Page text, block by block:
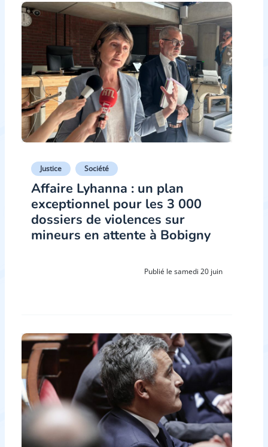
Justice Société
Affaire Lyhanna : un plan
exceptionnel pour les 3 000
dossiers de violences sur
mineurs en attente à Bobigny
Publié le samedi 20 juin